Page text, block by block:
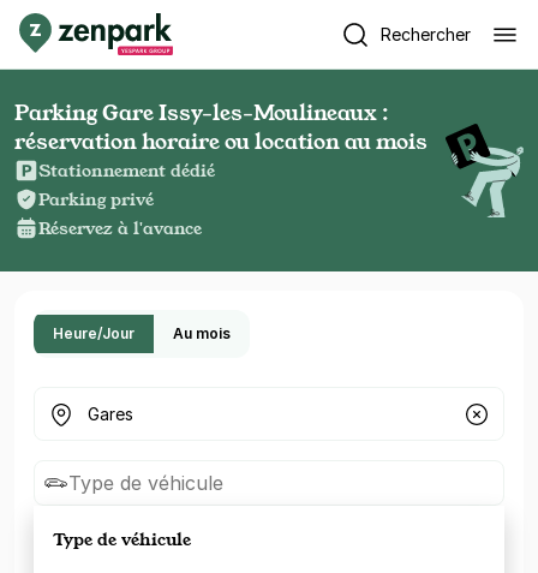
Rechercher
Parking Gare Issy-les-Moulineaux :
réservation horaire ou location au mois
Stationnement dédié
Parking privé
Réservez à l'avance
Heure/Jour Au mois
Où cherchez-vous un parking ?
Type de véhicule
Type de véhicule